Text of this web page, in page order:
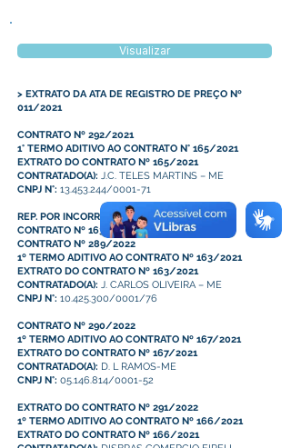
Visualizar
> EXTRATO DA ATA DE REGISTRO DE PREÇO Nº
011/2021
CONTRATO Nº 292/2021
1° TERMO ADITIVO AO CONTRATO N° 165/2021
EXTRATO DO CONTRATO Nº 165/2021
CONTRATADO(A): J.C. TELES MARTINS – ME
CNPJ N°: 13.453.244/0001-71
REP. POR INCORREÇÃO - 1º TERMO ADITIVO -
CONTRATO Nº 163 2021
CONTRATO Nº 289/2022
1º TERMO ADITIVO AO CONTRATO Nº 163/2021
EXTRATO DO CONTRATO Nº 163/2021
CONTRATADO(A): J. CARLOS OLIVEIRA – ME
CNPJ N°: 10.425.300/0001/76
CONTRATO Nº 290/2022
1º TERMO ADITIVO AO CONTRATO Nº 167/2021
EXTRATO DO CONTRATO Nº 167/2021
CONTRATADO(A): D. L RAMOS-ME
CNPJ N°: 05.146.814/0001-52
EXTRATO DO CONTRATO Nº 291/2022
1º TERMO ADITIVO AO CONTRATO Nº 166/2021
EXTRATO DO CONTRATO Nº 166/2021